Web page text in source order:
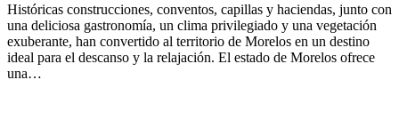
Históricas construcciones, conventos, capillas y haciendas, junto con
una deliciosa gastronomía, un clima privilegiado y una vegetación
exuberante, han convertido al territorio de Morelos en un destino
ideal para el descanso y la relajación. El estado de Morelos ofrece
una…